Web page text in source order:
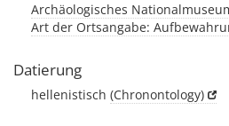
Archäologisches
Art der Ortsangabe:
Datierung
hellenistisch (Chronontology)